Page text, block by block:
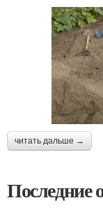
читать дальше →
Последние